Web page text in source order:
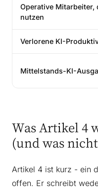
Operative Mitarbeiter,
nutzen
Verlorene KI-
Mittelstands-KI-
Was Artikel 4
(und was
Artikel 4 ist kurz - ein
offen. Er schreibt